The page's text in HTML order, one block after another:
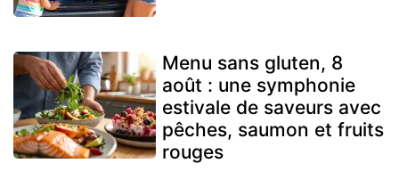
Menu sans gluten, 8
août : une symphonie
estivale de saveurs avec
pêches, saumon et fruits
rouges